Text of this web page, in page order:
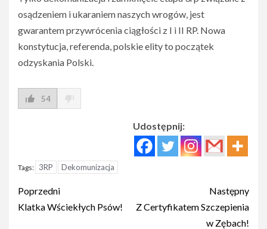
osądzeniem i ukaraniem naszych wrogów, jest
gwarantem przywrócenia ciągłości z I i II RP. Nowa
konstytucja, referenda, polskie elity to początek
odzyskania Polski.
54
Udostępnij:
Tags: 3RP Dekomunizacja
Post
navigation
Poprzedni
Klatka Wściekłych Psów!
Następny
Z Certyfikatem Szczepienia
w Zębach!